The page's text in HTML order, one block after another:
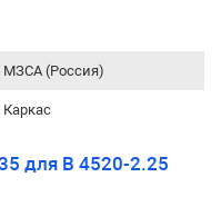
МЗСА (Россия)
Каркас
для B 4520-2.25